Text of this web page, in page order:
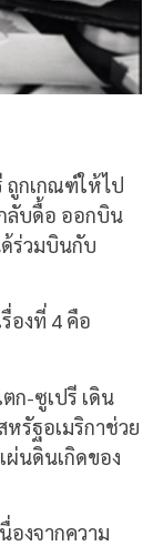
ถูกเกณฑ์ให้ไป
ลับดื้อ ออกบิน
ด้ร่วมบินกับ
องที่ 4 คือ
ก-ซูเปรี เดิน
หรัฐอเมริกาช่วย
ผ่นดินเกิดของ
องจากความ